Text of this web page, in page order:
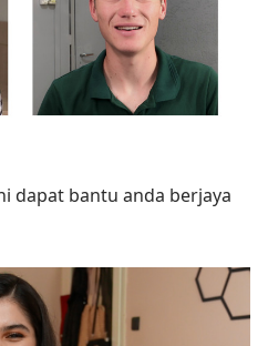
dapat bantu anda berjaya